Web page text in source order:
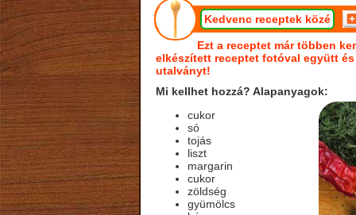
Kedvenc receptek közé
Ezt a receptet már többen
elkészített receptet fotóval együtt
utalványt!
Mi kellhet hozzá? Alapanyagok:
cukor
só
tojás
liszt
margarin
cukor
zöldség
gyümölcs